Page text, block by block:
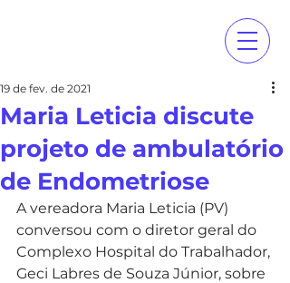
Maria Leticia discute
projeto de ambulatório
de Endometriose
19 de fev. de 2021
A vereadora Maria Leticia (PV)
conversou com o diretor geral do
Complexo Hospital do Trabalhador,
Geci Labres de Souza Júnior, sobre